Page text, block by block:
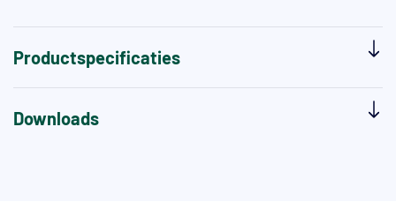
Productspecificaties
Downloads